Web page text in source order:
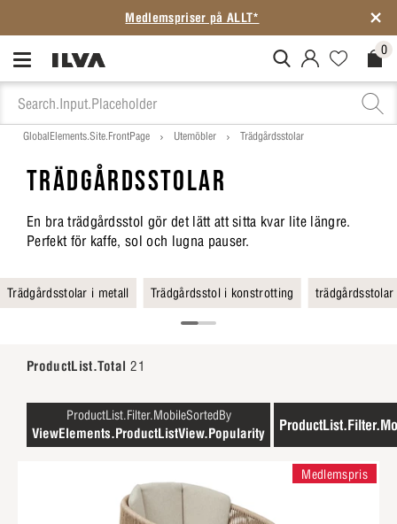
Medlemspriser på ALLT*
MitIlva.Login 0
GlobalElements.Site.FrontPage Utemöbler Trädgårdsstolar
TRÄDGÅRDSSTOLAR
En bra trädgårdsstol gör det lätt att sitta kvar lite längre.
Perfekt för kaffe, sol och lugna pauser.
Trädgårdsstolar i metall Trädgårdsstol i konstrotting
ProductList.Total 21
ProductList.Filter.MobileSortedBy
ViewElements.ProductListView.Popularity
Medlemspris